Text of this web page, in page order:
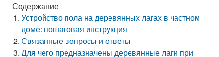
Содержание
Устройство пола на деревянных лагах в частном
доме: пошаговая инструкция
Связанные вопросы и ответы
Для чего предназначены деревянные лаги при